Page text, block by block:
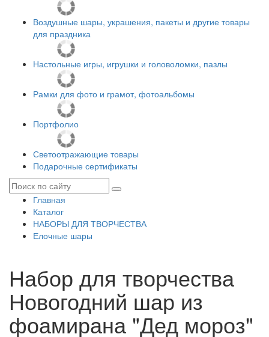
Воздушные шары, украшения, пакеты и другие товары
для праздника
Настольные игры, игрушки и головоломки, пазлы
Рамки для фото и грамот, фотоальбомы
Портфолио
Светоотражающие товары
Подарочные сертификаты
Главная
Каталог
НАБОРЫ ДЛЯ ТВОРЧЕСТВА
Елочные шары
Набор для творчества
Новогодний шар из
фоамирана "Дед мороз"